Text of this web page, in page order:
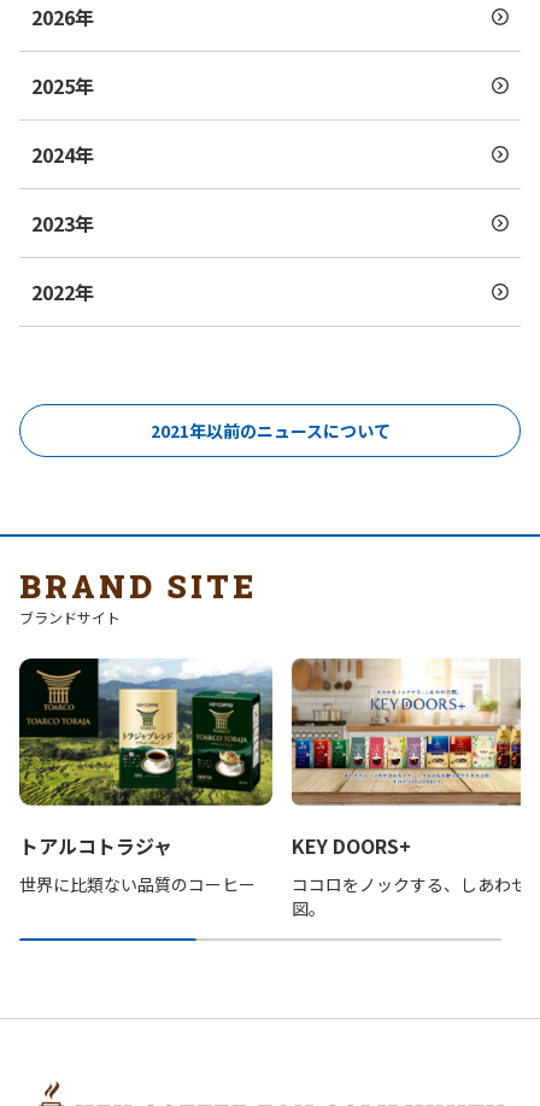
2026年
2025年
2024年
2023年
2022年
2021年以前のニュースについて
BRAND SITE
ブランドサイト
トアルコトラジャ
世界に比類ない品質のコーヒー
KEY DOORS+
ココロをノックする、しあわせ
図。